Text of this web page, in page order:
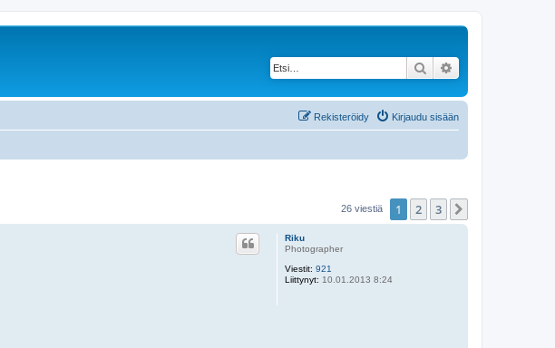
Etsi
Kirjaudu sisään
Rekisteröidy
26 viestiä 1 2 3
Riku
Photographer
Viestit: 921
Liittynyt: 10.01.2013 8:24